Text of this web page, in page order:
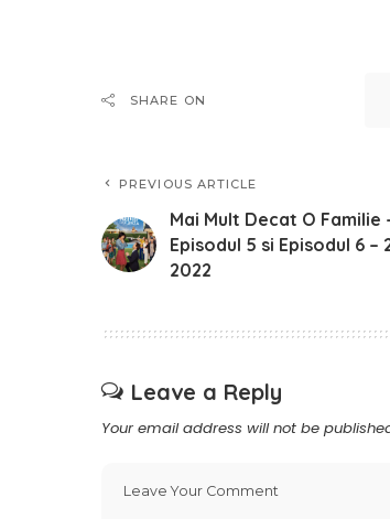
SHARE ON
PREVIOUS ARTICLE
Mai Mult Decat O Familie
Episodul 5 si Episodul 6 –
2022
Leave a Reply
Your email address will not be